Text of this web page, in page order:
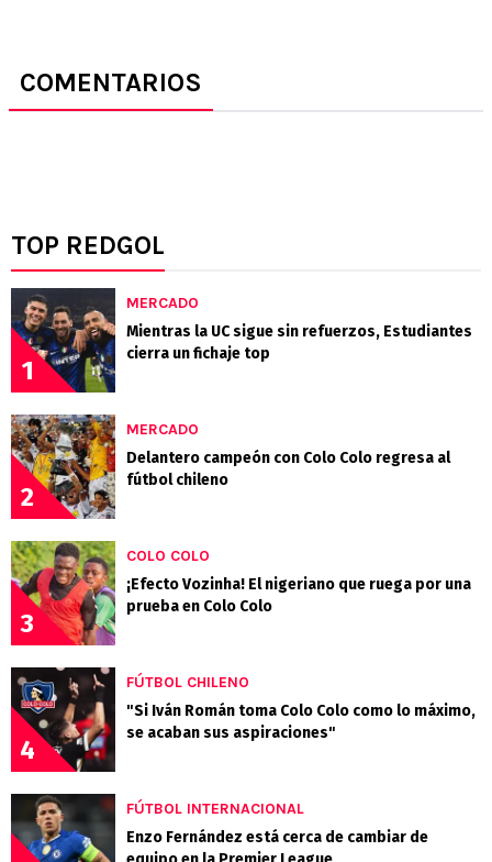
COMENTARIOS
TOP REDGOL
1
MERCADO
Mientras la UC sigue sin refuerzos, Estudiantes
cierra un fichaje top
2
MERCADO
Delantero campeón con Colo Colo regresa al
fútbol chileno
3
COLO COLO
¡Efecto Vozinha! El nigeriano que ruega por una
prueba en Colo Colo
4
FÚTBOL CHILENO
"Si Iván Román toma Colo Colo como lo máximo,
se acaban sus aspiraciones"
FÚTBOL INTERNACIONAL
Enzo Fernández está cerca de cambiar de